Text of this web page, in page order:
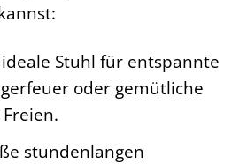
Stuhl für entspannte
oder gemütliche
stundenlangen